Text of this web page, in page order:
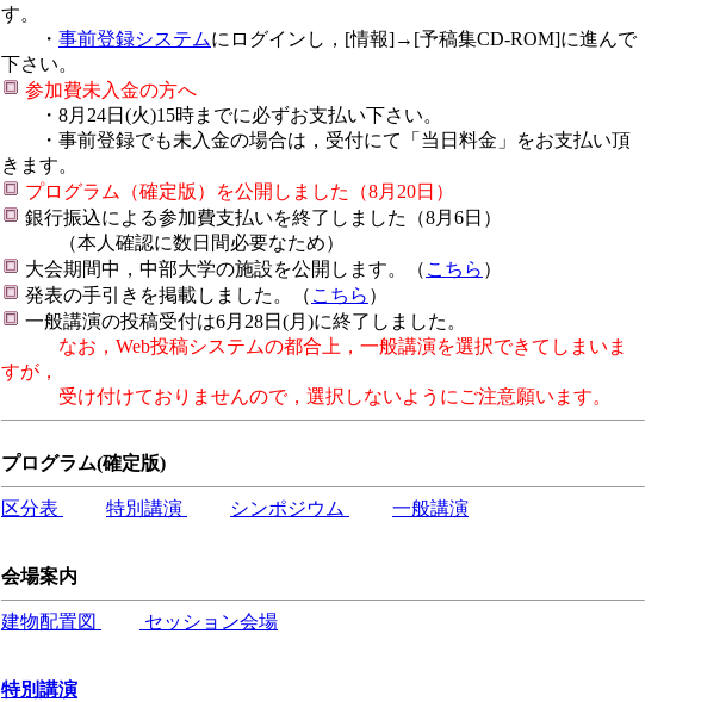
す。
・ 事前登録システムにログインし，[情報]→[予稿集CD-ROM]に進んで
下さい。
参加費未入金の方へ
・8月24日(火)15時までに必ずお支払い下さい。
・事前登録でも未入金の場合は，受付にて「当日料金」をお支払い頂
きます。
プログラム（確定版）を公開しました（8月20日）
銀行振込による参加費支払いを終了しました（8月6日）
（本人確認に数日間必要なため）
大会期間中，中部大学の施設を公開します。（ こちら ）
発表の手引きを掲載しました。（ こちら ）
一般講演の投稿受付は6月28日(月)に終了しました。
なお，Web投稿システムの都合上，一般講演を選択できてしまいま
すが，
受け付けておりませんので，選択しないようにご注意願います。
プログラム(確定版)
区分表 特別講演 シンポジウム 一般講演
会場案内
建物配置図 セッション会場
特別講演